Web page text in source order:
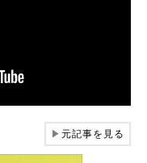
▶元記事を見る